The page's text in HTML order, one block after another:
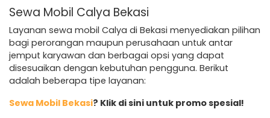
Sewa Mobil Calya Bekasi
Layanan sewa mobil Calya di Bekasi menyediakan pilihan
bagi perorangan maupun perusahaan untuk antar
jemput karyawan dan berbagai opsi yang dapat
disesuaikan dengan kebutuhan pengguna. Berikut
adalah beberapa tipe layanan:
Sewa Mobil Bekasi? Klik di sini untuk promo spesial!